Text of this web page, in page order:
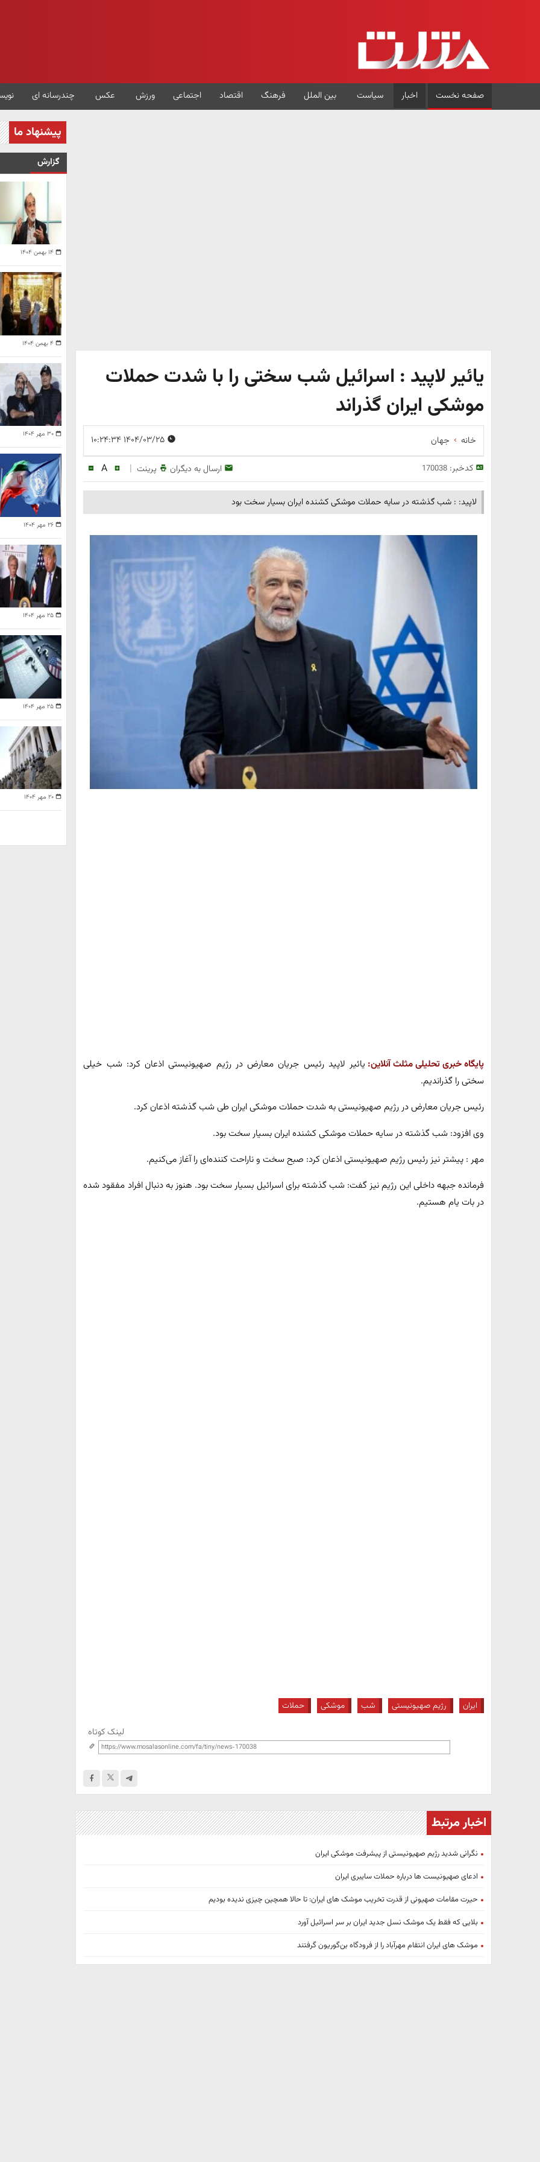
صفحه نخست اخبار سیاست بین الملل فرهنگ اقتصاد اجتماعی ورزش عکس چندرسانه ای
یائیر لاپید : اسرائیل شب سختی را با شدت حملات
موشکی ایران گذراند
خانه جهان
کدخبر:170038 ارسال به دیگران پرینت |
A
​لاپید: : شب گذشته در سایه حملات موشکی کشنده ایران بسیار سخت بود
پایگاه خبری تحلیلی مثلث آنلاین: یائیر لاپید رئیس جریان معارض در رژیم صهیونیستی اذعان کرد: شب خیلی
سختی را گذراندیم.
رئیس جریان معارض در رژیم صهیونیستی به شدت حملات موشکی ایران طی شب گذشته اذعان کرد.
وی افزود: شب گذشته در سایه حملات موشکی کشنده ایران بسیار سخت بود.
مهر : پیشتر نیز رئیس رژیم صهیونیستی اذعان کرد: صبح سخت و ناراحت کننده‌ای را آغاز می‌کنیم.
فرمانده جبهه داخلی این رژیم نیز گفت: شب گذشته برای اسرائیل بسیار سخت بود. هنوز به دنبال افراد مفقود شده
در بات یام هستیم.
ایران رژیم صهیونیستی شب موشکی حملات
لینک کوتاه
اخبار مرتبط
نگرانی شدید رژیم صهیونیستی از پیشرفت موشکی ایران
ادعای صهیونیست ها درباره حملات سایبری ایران
حیرت مقامات صهیونی از قدرت تخریب موشک های ایران: تا حالا همچین چیزی ندیده بودیم
بلایی که فقط یک موشک نسل جدید ایران بر سر اسرائیل آورد
موشک های ایران انتقام مهرآباد را از فرودگاه بن‌گوریون گرفتند
پیشنهاد ما
گزارش
۱۴ بهمن ۱۴۰۴
۴ بهمن ۱۴۰۴
۳۰ مهر ۱۴۰۴
۲۶ مهر ۱۴۰۴
۲۵ مهر ۱۴۰۴
۲۵ مهر ۱۴۰۴
۲۰ مهر ۱۴۰۴